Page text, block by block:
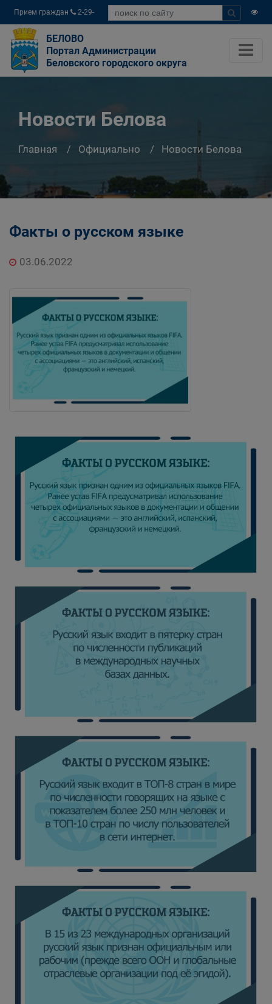
Прием граждан
2-29-
04
БЕЛОВО
Портал Администрации
Беловского городского округа
Новости Белова
Главная Официально Новости Белова
Факты о русском языке
03.06.2022